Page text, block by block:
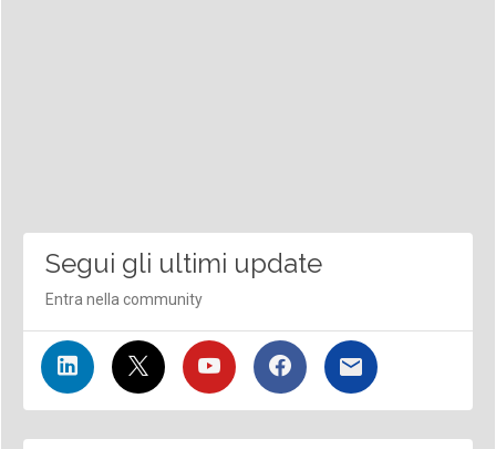
Segui gli ultimi update
Entra nella community